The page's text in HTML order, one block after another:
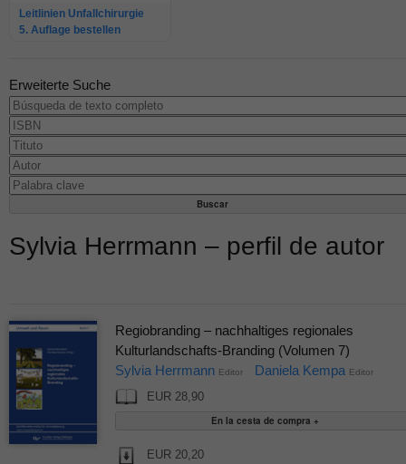
Leitlinien Unfallchirurgie
5. Auflage bestellen
Erweiterte Suche
Sylvia Herrmann – perfil de autor
Regiobranding – nachhaltiges regionales
Kulturlandschafts-Branding (Volumen 7)
Sylvia Herrmann Editor Daniela Kempa Editor
EUR 28,90
EUR 20,20